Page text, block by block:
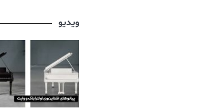
ویدیو